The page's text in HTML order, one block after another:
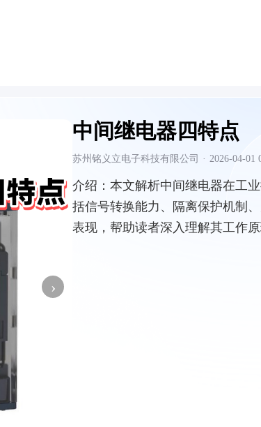
›
中间继电器四特点
苏州铭义立电子科技有限公司 · 2026-04-01
介绍： 本文解析中间继电器在工
括信号转换能力、隔离保护机制
表现，帮助读者深入理解其工作原